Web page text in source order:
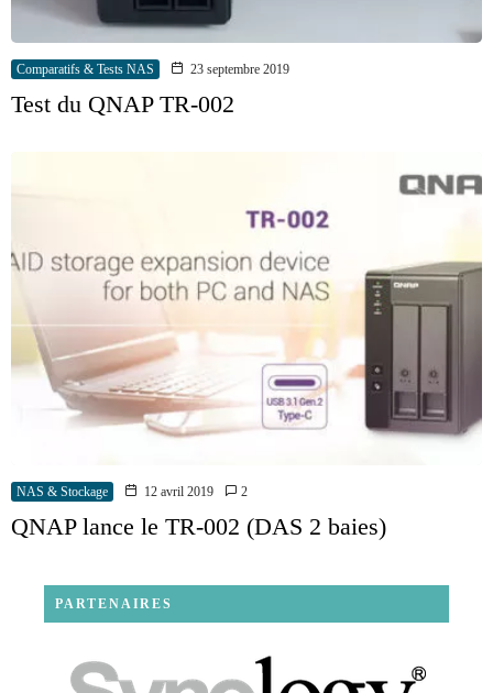
Comparatifs & Tests NAS 23 septembre 2019
Test du QNAP TR-002
NAS & Stockage 12 avril 2019 2
QNAP lance le TR-002 (DAS 2 baies)
PARTENAIRES